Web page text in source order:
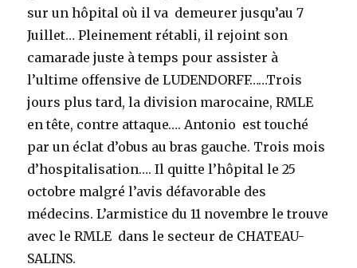
sur un hôpital où il va demeurer jusqu’au 7
Juillet… Pleinement rétabli, il rejoint son
camarade juste à temps pour assister à
l’ultime offensive de LUDENDORFF……Trois
jours plus tard, la division marocaine, RMLE
en tête, contre attaque…. Antonio est touché
par un éclat d’obus au bras gauche. Trois mois
d’hospitalisation…. Il quitte l’hôpital le 25
octobre malgré l’avis défavorable des
médecins. L’armistice du 11 novembre le trouve
avec le RMLE dans le secteur de CHATEAU-
SALINS.